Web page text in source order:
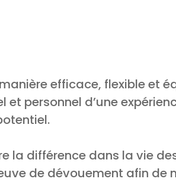
efficace, flexible et
et personnel d’une
la différence dans la vie
de dévouement afin de